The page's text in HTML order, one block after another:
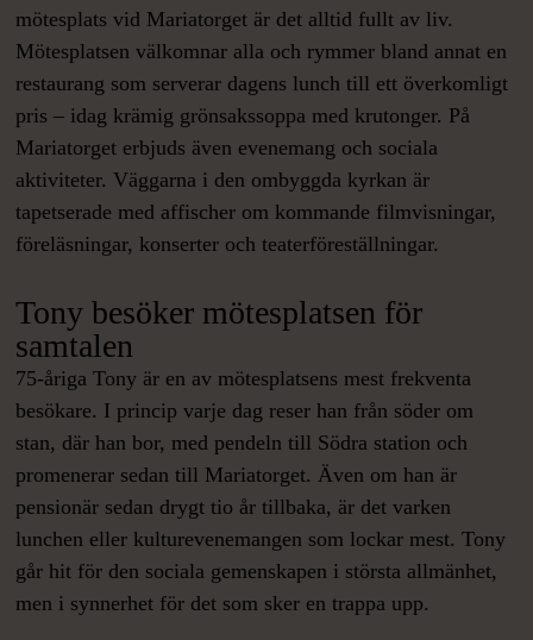
mötesplats vid Mariatorget är det alltid fullt av liv.
Mötesplatsen välkomnar alla och rymmer bland annat en
restaurang som serverar dagens lunch till ett överkomligt
pris – idag krämig grönsakssoppa med krutonger. På
Mariatorget erbjuds även evenemang och sociala
aktiviteter. Väggarna i den ombyggda kyrkan är
tapetserade med affischer om kommande filmvisningar,
föreläsningar, konserter och teaterföreställningar.
Tony besöker mötesplatsen för
samtalen
75-åriga Tony är en av mötesplatsens mest frekventa
besökare. I princip varje dag reser han från söder om
stan, där han bor, med pendeln till Södra station och
promenerar sedan till Mariatorget. Även om han är
pensionär sedan drygt tio år tillbaka, är det varken
lunchen eller kulturevenemangen som lockar mest. Tony
går hit för den sociala gemenskapen i största allmänhet,
men i synnerhet för det som sker en trappa upp.